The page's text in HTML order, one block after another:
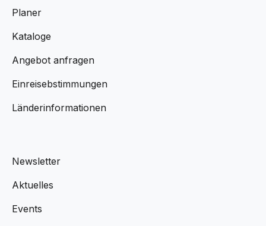
Planer
Kataloge
Angebot anfragen
Einreisebstimmungen
Länderinformationen
Newsletter
Aktuelles
Events